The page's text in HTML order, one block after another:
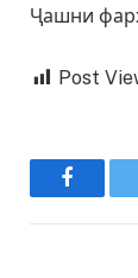
Ҷашни
Post